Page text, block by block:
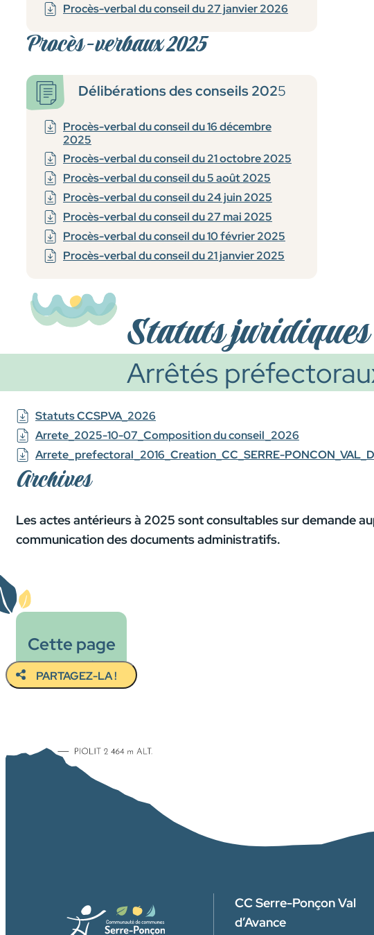
Procès-verbal du conseil du 27 janvier 2026
Procès-verbaux 2025
Délibérationsdes conseils 2025
Procès-verbal du conseil du 16 décembre
2025
Procès-verbal du conseil du 21 octobre 2025
Procès-verbal du conseil du 5 août 2025
Procès-verbal du conseil du 24 juin 2025
Procès-verbal du conseil du 27 mai 2025
Procès-verbal du conseil du 10 février 2025
Procès-verbal du conseil du 21 janvier 2025
Statuts juridiques
Arrêtés
Statuts CCSPVA_2026
Arrete_2025-10-07_Composition du conseil_2026
Arrete_prefectoral_2016_Creation_CC_SERRE-
Archives
Les actes antérieurs à 2025 sont consultables sur demande
communication des documents administratifs.
Cette page
vous a plu ?
PARTAGEZ-LA !
CC Serre-Ponçon Val
d’Avance